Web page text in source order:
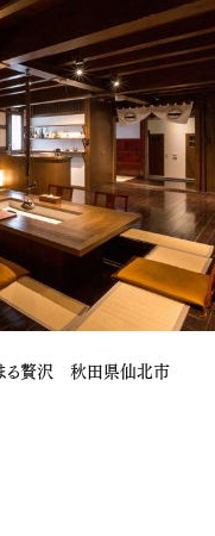
る贅沢 秋田県仙北市